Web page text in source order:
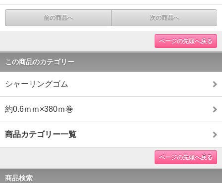
前の商品へ 次の商品へ
ページの先頭へ戻る
この商品のカテゴリー
シャーリングゴム
約0.6ｍｍ×380ｍ巻
商品カテゴリー一覧
ページの先頭へ戻る
商品検索